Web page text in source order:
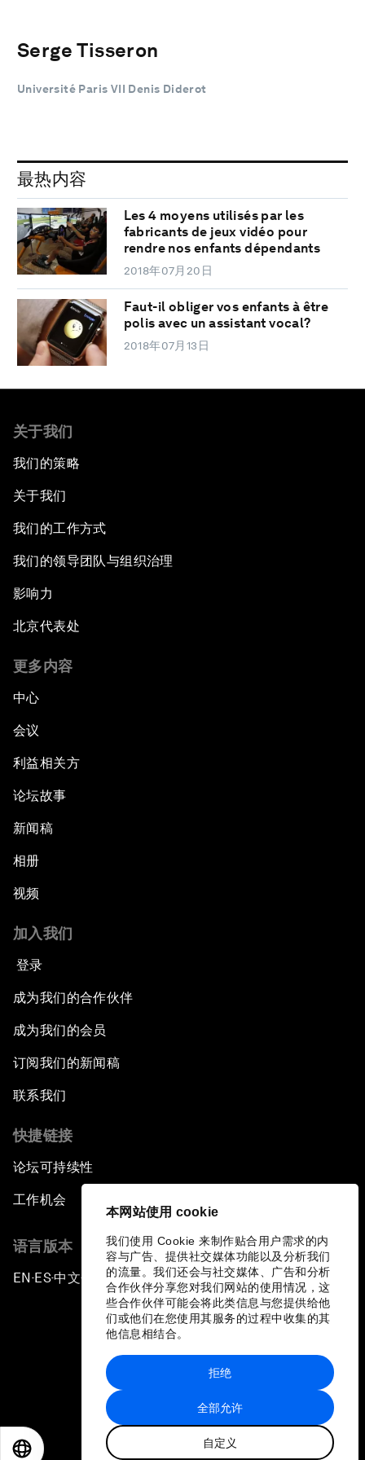
本网站使用 cookie
我们使用 Cookie 来制作贴合用户需求的内
容与广告、提供社交媒体功能以及分析我们
的流量。我们还会与社交媒体、广告和分析
合作伙伴分享您对我们网站的使用情况，这
些合作伙伴可能会将此类信息与您提供给他
们或他们在您使用其服务的过程中收集的其
他信息相结合。
全部允许
自定义
拒绝
Serge Tisseron
Université Paris VII Denis Diderot
最热内容
Les 4 moyens utilisés par les
fabricants de jeux vidéo pour
rendre nos enfants dépendants
2018年07月20日
Faut-il obliger vos enfants à être
polis avec un assistant vocal?
2018年07月13日
关于我们
我们的策略
关于我们
我们的工作方式
我们的领导团队与组织治理
影响力
北京代表处
更多内容
中心
会议
利益相关方
论坛故事
新闻稿
相册
视频
加入我们
登录
成为我们的合作伙伴
成为我们的会员
订阅我们的新闻稿
联系我们
快捷链接
论坛可持续性
工作机会
语言版本
EN ▪ES▪中文▪ 日本語
站点地图
世界经济论坛